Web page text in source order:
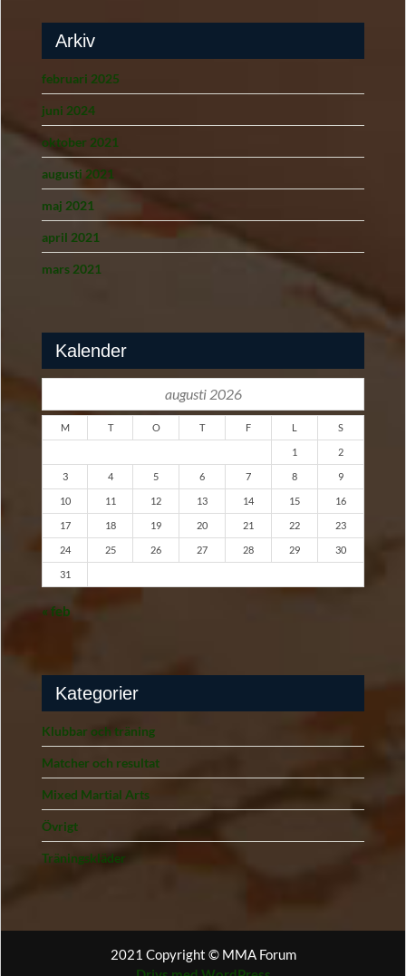
Arkiv
februari 2025
juni 2024
oktober 2021
augusti 2021
maj 2021
april 2021
mars 2021
Kalender
augusti 2026
M T O T F L S
1 2
3 4 5 6 7 8 9
10 11 12 13 14 15 16
17 18 19 20 21 22 23
24 25 26 27 28 29 30
31
« feb
Kategorier
Klubbar och träning
Matcher och resultat
Mixed Martial Arts
Övrigt
Träningskläder
2021 Copyright © MMA Forum